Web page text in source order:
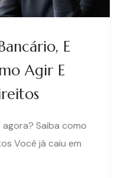
E
Agir E
Saiba como
Você já caiu em